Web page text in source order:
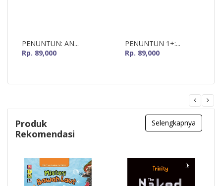
PENUNTUN: AN...
Rp. 89,000
PENUNTUN 1+:...
Rp. 89,000
Produk
Rekomendasi
Selengkapnya